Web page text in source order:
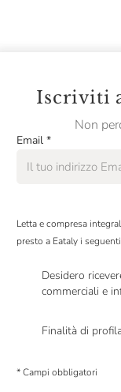
Al grembiule
Iscriviti
Non
Email *
Letta e compresa
presto a Eataly i
Desidero
commerciali e
Finalità di
comunicazioni
* Campi obbligatori